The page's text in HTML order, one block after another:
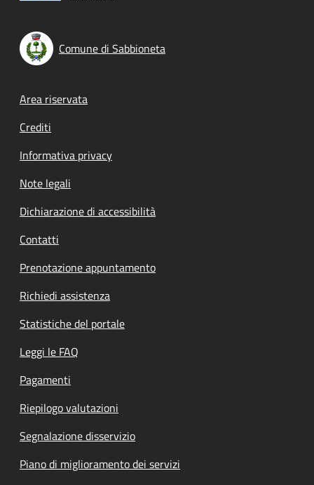
Comune di Sabbioneta
Footer menu
Area riservata
Crediti
Informativa privacy
Note legali
Dichiarazione di accessibilità
Contatti
Prenotazione appuntamento
Richiedi assistenza
Statistiche del portale
Leggi le FAQ
Pagamenti
Riepilogo valutazioni
Segnalazione disservizio
Piano di miglioramento dei servizi